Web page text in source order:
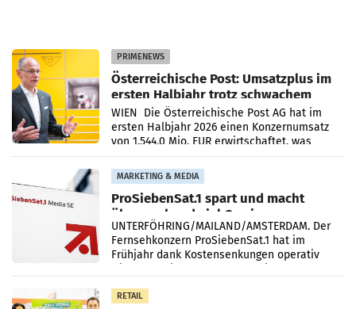
PRIMENEWS
Österreichische Post: Umsatzplus im
ersten Halbjahr trotz schwachem
Briefgeschäft
WIEN Die Österreichische Post AG hat im
ersten Halbjahr 2026 einen Konzernumsatz
von 1.544,0 Mio. EUR erwirtschaftet, was
einem Plus von 3,8 Prozent gegenüber dem
Vergleichszeitraum
MARKETING & MEDIA
ProSiebenSat.1 spart und macht
überraschend viel Gewinn
UNTERFÖHRING/MAILAND/AMSTERDAM. Der
Fernsehkonzern ProSiebenSat.1 hat im
Frühjahr dank Kostensenkungen operativ
RETAIL